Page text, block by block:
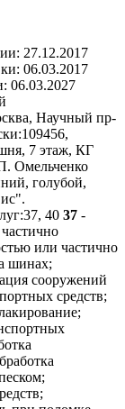
27.12.2017
06.03.2017
06.03.2027
Научный пр-
109456,
7 этаж, КГ
Омельченко
голубой,
37, 40 37 -
или частично
шинах;
сооружений
средств;